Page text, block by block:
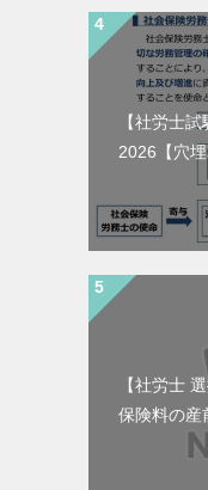
【社労士
2026【穴
【社労士
保険料の産